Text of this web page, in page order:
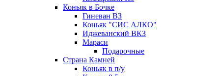
Коньяк в Бочке
Гиневан ВЗ
Коньяк "СИС АЛКО"
Иджеванский ВКЗ
Мараси
Подарочные
Страна Камней
Коньяк в п/у